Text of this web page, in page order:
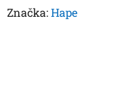
Značka:Hape